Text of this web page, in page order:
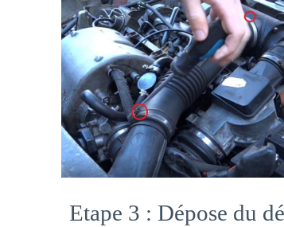
Etape 3 : Dépose du